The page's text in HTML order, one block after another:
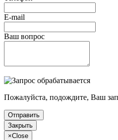
E-mail
Ваш вопрос
Пожалуйста, подождите, Ваш
Отправить
Закрыть
×Close